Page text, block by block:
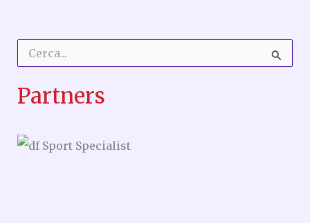
e
Partners